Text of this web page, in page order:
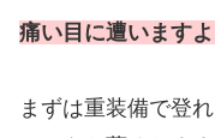
痛い目に遭います
まずは重装備で登